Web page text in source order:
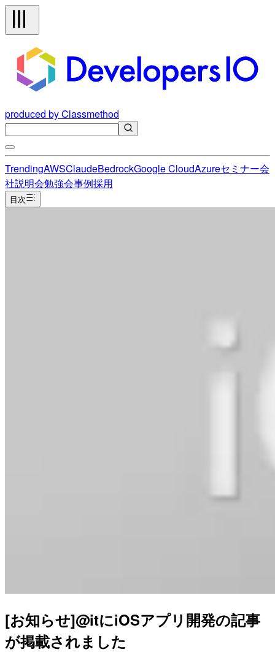
produced by Classmethod
TrendingAWSClaudeBedrockGoogle CloudAzureセミナー会
社説明会勉強会事例採用
目次
[お知らせ]@itにiOSアプリ開発の記事
が掲載されました